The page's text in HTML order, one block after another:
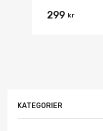
299 kr
KATEGORIER